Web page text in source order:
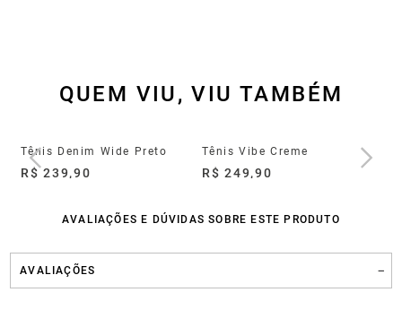
QUEM VIU, VIU TAMBÉM
Tênis Denim Wide Preto
R$ 239,90
Tênis Vibe Creme
R$ 249,90
AVALIAÇÕES E DÚVIDAS SOBRE ESTE PRODUTO
AVALIAÇÕES